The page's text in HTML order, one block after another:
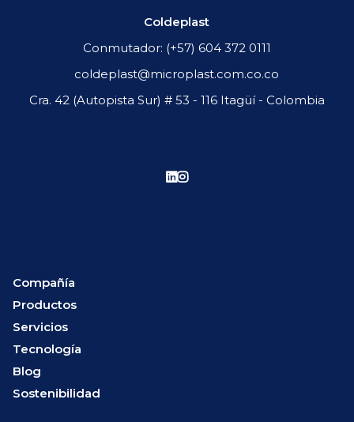
Coldeplast
Conmutador: (+57) 604 372 0111
coldeplast@microplast.com.co.co
Cra. 42 (Autopista Sur) # 53 - 116 Itagüí - Colombia
Compañía
Productos
Servicios
Tecnología
Blog
Sostenibilidad